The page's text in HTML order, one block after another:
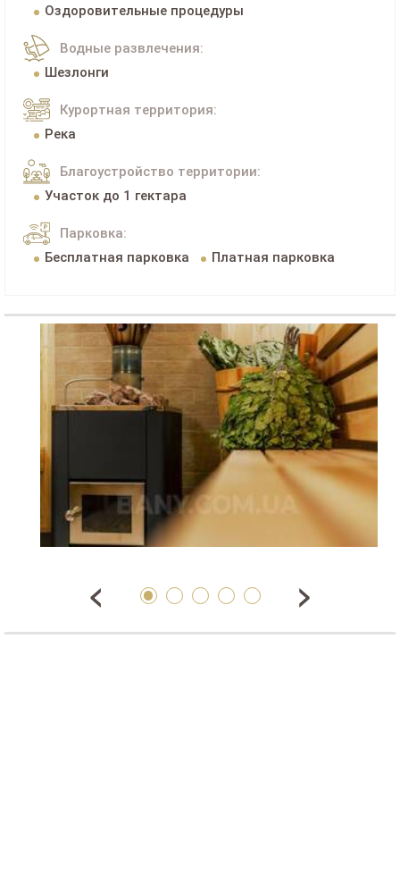
Оздоровительные процедуры
Водные развлечения:
Шезлонги
Курортная территория:
Река
Благоустройство территории:
Участок до 1 гектара
Парковка:
Бесплатная парковка
Платная парковка